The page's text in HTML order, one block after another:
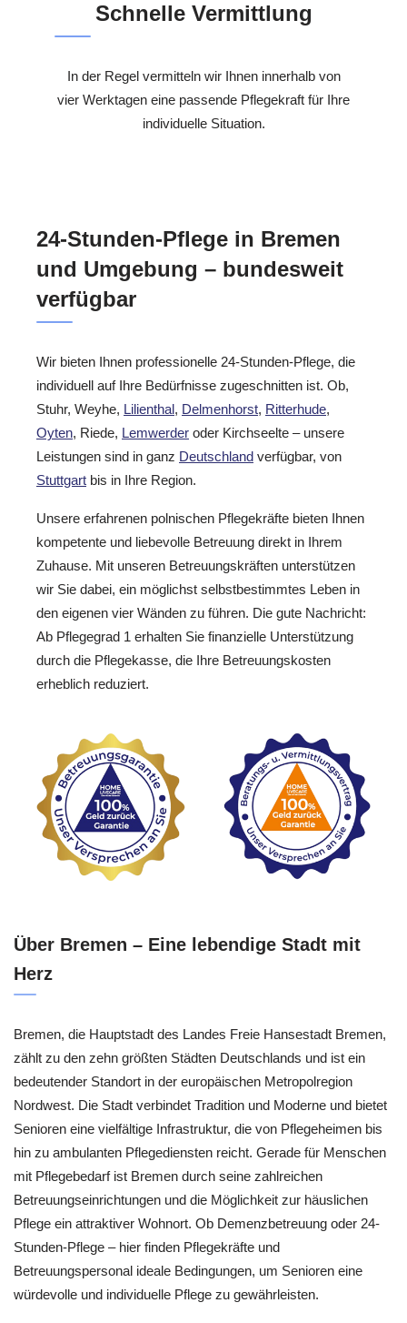
Schnelle Vermittlung
In der Regel vermitteln wir Ihnen innerhalb von
vier Werktagen eine passende Pflegekraft für Ihre
individuelle Situation.
24-Stunden-Pflege in Bremen
und Umgebung – bundesweit
verfügbar
Wir bieten Ihnen professionelle 24-Stunden-Pflege, die
individuell auf Ihre Bedürfnisse zugeschnitten ist. Ob,
Stuhr, Weyhe, Lilienthal, Delmenhorst, Ritterhude,
Oyten, Riede, Lemwerder oder Kirchseelte – unsere
Leistungen sind in ganz Deutschland verfügbar, von
Stuttgart bis in Ihre Region.
Unsere erfahrenen polnischen Pflegekräfte bieten Ihnen
kompetente und liebevolle Betreuung direkt in Ihrem
Zuhause. Mit unseren Betreuungskräften unterstützen
wir Sie dabei, ein möglichst selbstbestimmtes Leben in
den eigenen vier Wänden zu führen. Die gute Nachricht:
Ab Pflegegrad 1 erhalten Sie finanzielle Unterstützung
durch die Pflegekasse, die Ihre Betreuungskosten
erheblich reduziert.
Über Bremen – Eine lebendige Stadt mit
Herz
Bremen, die Hauptstadt des Landes Freie Hansestadt Bremen,
zählt zu den zehn größten Städten Deutschlands und ist ein
bedeutender Standort in der europäischen Metropolregion
Nordwest. Die Stadt verbindet Tradition und Moderne und bietet
Senioren eine vielfältige Infrastruktur, die von Pflegeheimen bis
hin zu ambulanten Pflegediensten reicht. Gerade für Menschen
mit Pflegebedarf ist Bremen durch seine zahlreichen
Betreuungseinrichtungen und die Möglichkeit zur häuslichen
Pflege ein attraktiver Wohnort. Ob Demenzbetreuung oder 24-
Stunden-Pflege – hier finden Pflegekräfte und
Betreuungspersonal ideale Bedingungen, um Senioren eine
würdevolle und individuelle Pflege zu gewährleisten.